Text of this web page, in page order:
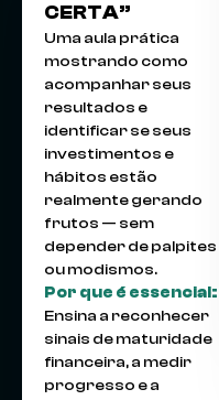
CERTA”
Uma aula prática
mostrando como
acompanhar seus
resultados e
identificar se seus
investimentos e
hábitos estão
realmente gerando
frutos — sem
depender de palpites
ou modismos.
Por que é essencial:
Ensina a reconhecer
sinais de maturidade
financeira, a medir
progresso e a